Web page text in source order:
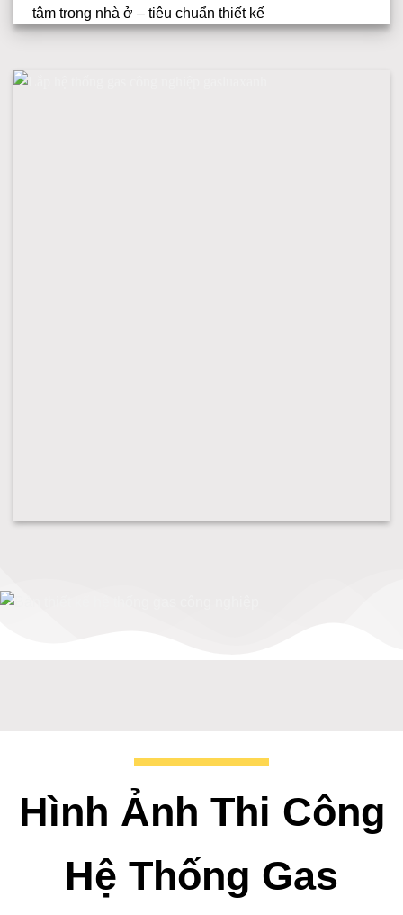
tâm trong nhà ở – tiêu chuẩn thiết kế
Hình Ảnh Thi Công
Hệ Thống Gas